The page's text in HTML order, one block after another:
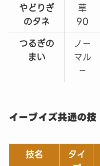
やどりぎ
のタネ
草
90
つるぎの
まい
ノー
マル
－
イーブイズ共通の技
技名
タイ